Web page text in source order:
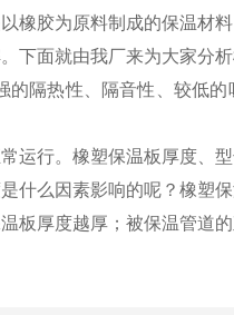
橡胶为原料制成的保温材
下面就由我厂来为大家分析
隔热性、隔音性、较低
运行。橡塑保温板厚度、
什么因素影响的呢？橡塑
板厚度越厚；被保温管道